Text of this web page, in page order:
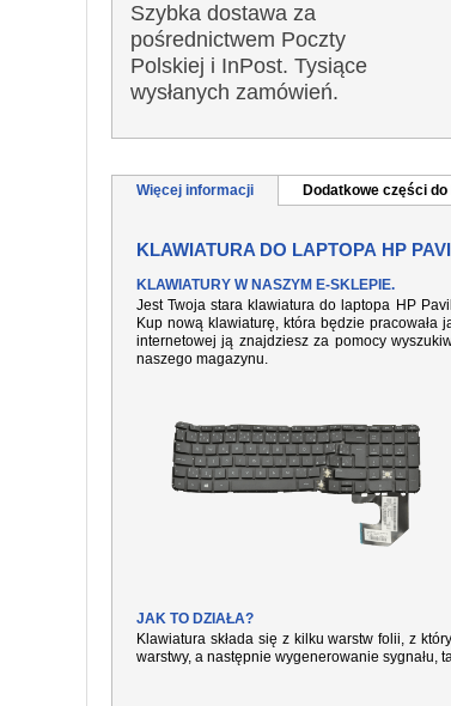
Szybka dostawa za
pośrednictwem Poczty
Polskiej i InPost. Tysiące
wysłanych zamówień.
Więcej informacji Dodatkowe części
KLAWIATURA DO LAPTOPA HP
KLAWIATURY W NASZYM E-SKLEPIE.
Jest Twoja stara klawiatura do laptopa HP
Kup nową klawiaturę, która będzie
internetowej ją znajdziesz za pomocy
naszego magazynu.
JAK TO DZIAŁA?
Klawiatura składa się z kilku warstw folii, z
warstwy, a następnie wygenerowanie sygnału,